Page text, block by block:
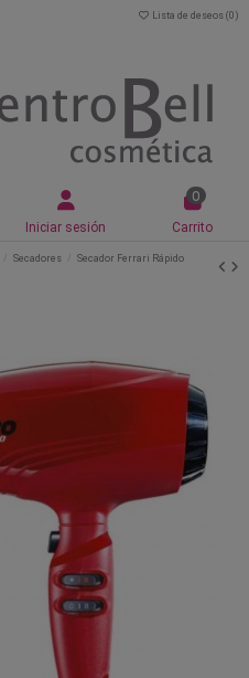
Lista de deseos (0 )
Iniciar sesión
0
Carrito
Secadores
Secador Ferrari Rápido